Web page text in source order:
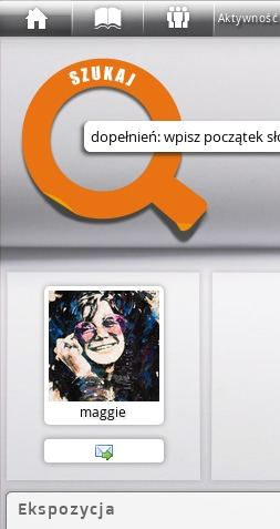
Aktywność
Wyszukaj w serwisie
maggie
Ekspozycja